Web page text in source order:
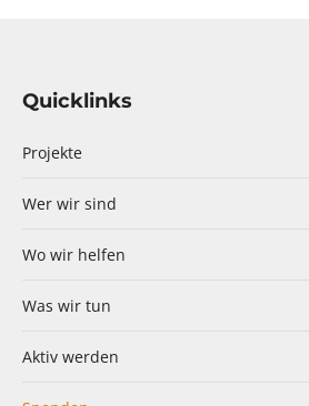
Quicklinks
Projekte
Wer wir sind
Wo wir helfen
Was wir tun
Aktiv werden